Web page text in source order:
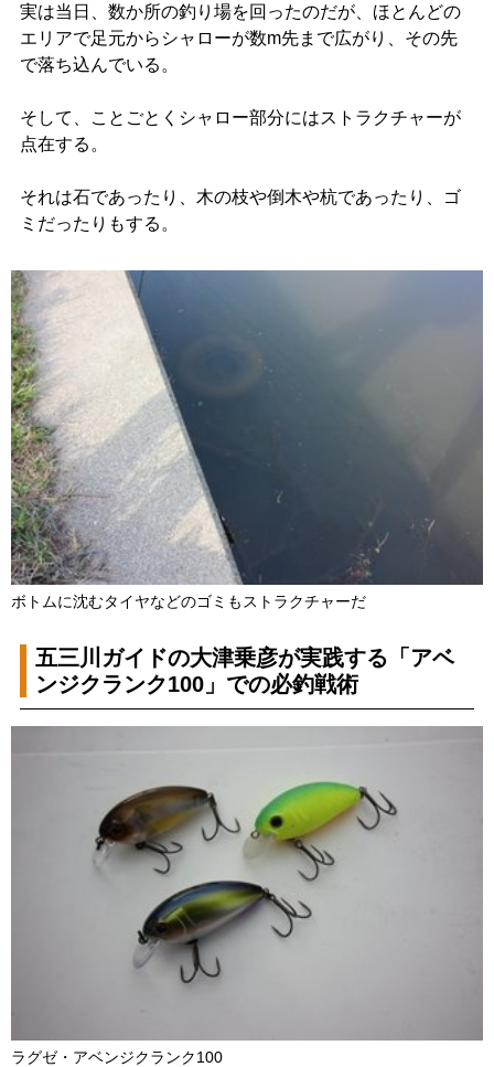
実は当日、数か所の釣り場を回ったのだが、ほとんどの
エリアで足元からシャローが数m先まで広がり、その先
で落ち込んでいる。
そして、ことごとくシャロー部分にはストラクチャーが
点在する。
それは石であったり、木の枝や倒木や杭であったり、ゴ
ミだったりもする。
ボトムに沈むタイヤなどのゴミもストラクチャーだ
五三川ガイドの大津乗彦が実践する「アベ
ンジクランク100」での必釣戦術
ラグゼ・アベンジクランク100